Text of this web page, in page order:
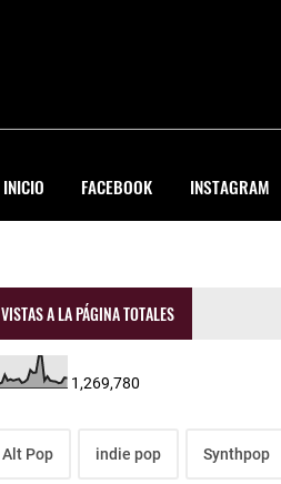
INICIO FACEBOOK INSTAGRAM
VISTAS A LA PÁGINA TOTALES
1,269,780
Alt Pop indie pop Synthpop